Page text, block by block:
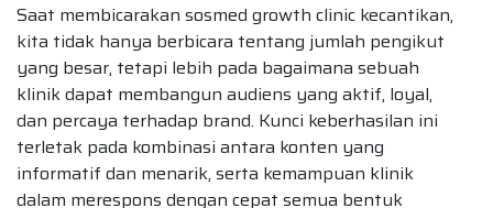
Saat membicarakan sosmed growth clinic kecantikan,
kita tidak hanya berbicara tentang jumlah pengikut
yang besar, tetapi lebih pada bagaimana sebuah
klinik dapat membangun audiens yang aktif, loyal,
dan percaya terhadap brand. Kunci keberhasilan ini
terletak pada kombinasi antara konten yang
informatif dan menarik, serta kemampuan klinik
dalam merespons dengan cepat semua bentuk